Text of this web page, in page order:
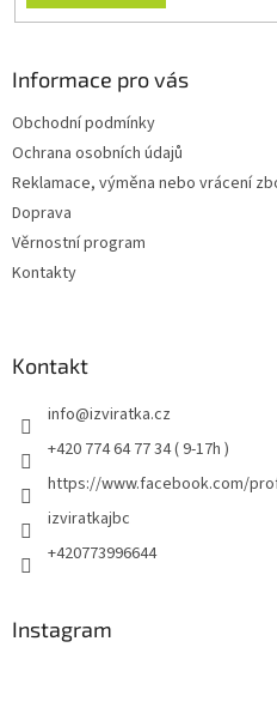
Informace pro vás
Obchodní podmínky
Ochrana osobních údajů
Reklamace, výměna nebo vrácení
Doprava
Věrnostní program
Kontakty
Kontakt
info@izviratka.cz
+420 774 64 77 34 ( 9-17h )
https://www.facebook.com/
izviratkajbc
+420773996644
Instagram